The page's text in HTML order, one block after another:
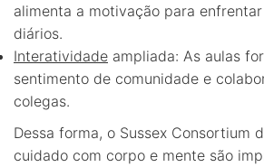
alimenta a motivação para
diários.
Interatividade ampliada: As aulas
sentimento de comunidade e
colegas.
Dessa forma, o Sussex Consortium
cuidado com corpo e mente são